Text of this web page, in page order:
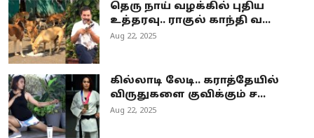
தெரு நாய் வழக்கில் புதிய
உத்தரவு.. ராகுல் காந்தி வ...
Aug 22, 2025
கில்லாடி லேடி.. கராத்தேயில்
விருதுகளை குவிக்கும் ச...
Aug 22, 2025